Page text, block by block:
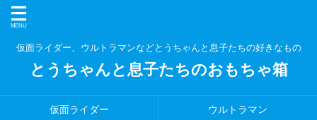
仮面ライダー、ウルトラマンなどとうちゃんと息子たちの好きなもの
とうちゃんと息子たちのおもちゃ箱
仮面ライダー ウルトラマン